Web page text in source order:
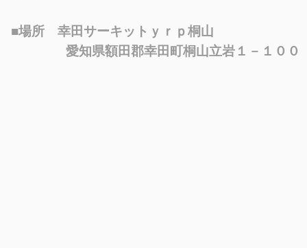
■場所 幸田サーキットｙｒｐ桐山
愛知県額田郡幸田町桐山立岩１－１００